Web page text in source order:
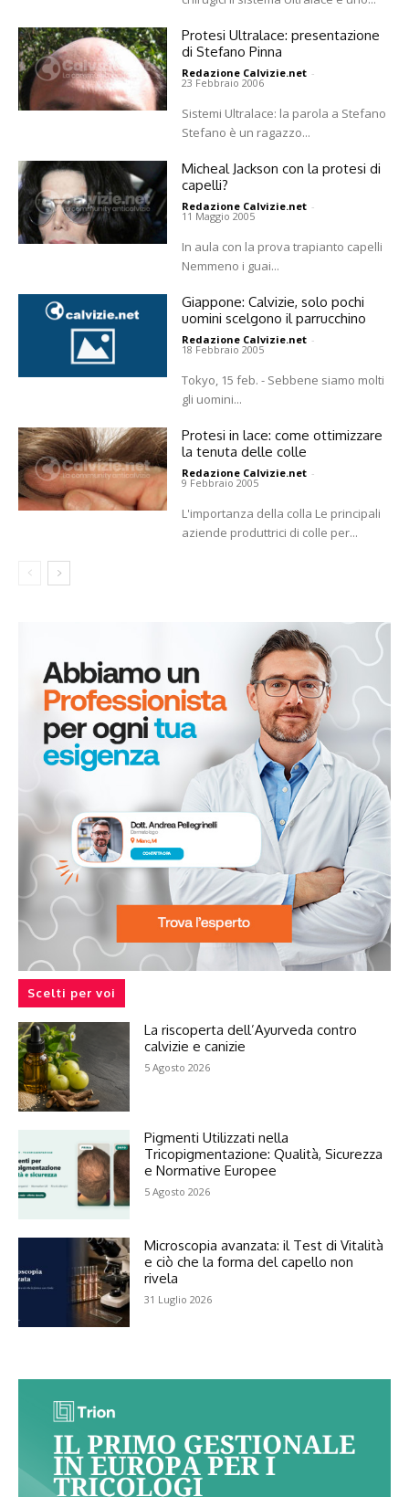
Protesi Ultralace: presentazione
di Stefano Pinna
Redazione Calvizie.net -
23 Febbraio 2006
Sistemi Ultralace: la parola a Stefano
Stefano è un ragazzo...
Micheal Jackson con la protesi di
capelli?
Redazione Calvizie.net -
11 Maggio 2005
In aula con la prova trapianto capelli
Nemmeno i guai...
Giappone: Calvizie, solo pochi
uomini scelgono il parrucchino
Redazione Calvizie.net -
18 Febbraio 2005
Tokyo, 15 feb. - Sebbene siamo molti
gli uomini...
Protesi in lace: come ottimizzare
la tenuta delle colle
Redazione Calvizie.net -
9 Febbraio 2005
L'importanza della colla Le principali
aziende produttrici di colle per...
Scelti per voi
La riscoperta dell’Ayurveda contro
calvizie e canizie
5 Agosto 2026
Pigmenti Utilizzati nella
Tricopigmentazione: Qualità, Sicurezza
e Normative Europee
5 Agosto 2026
Microscopia avanzata: il Test di Vitalità
e ciò che la forma del capello non
rivela
31 Luglio 2026